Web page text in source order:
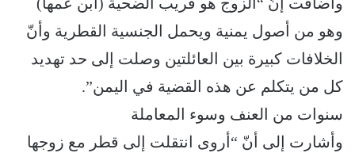
وهو من أصول يمنية ويحمل الجنسية القطرية وأنّ
الخلافات كبيرة بين العائلتين وصلت إلى حد تهديد
كل من يتكلم عن هذه القضية في اليمن”.
سنوات من العنف وسوء المعاملة
وأشارت إلى أنّ “أروى انتقلت إلى قطر مع زوجها